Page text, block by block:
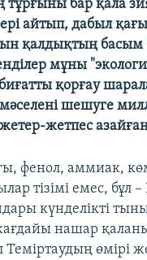
тұрғыны бар қала
айтып, дабыл
қалдықтың басым
мұны
қорғау
шешуге
жетпес
фенол, аммиак,
тізімі емес, бұл
күнделікті
нашар
өмірі